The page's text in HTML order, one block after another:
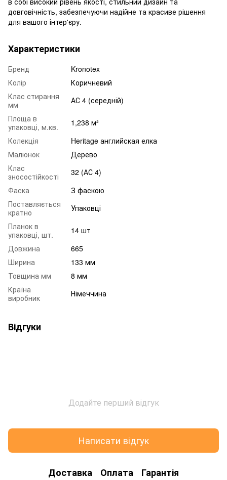
довговічність, забезпечуючи надійне та красиве рішення
для вашого інтер'єру.
Характеристики
Бренд
Kronotex
Колір
Коричневий
Клас стирання
мм
АС 4 (середній)
Площа в
упаковці, м.кв.
1,238 м²
Колекція
Heritage английская елка
Малюнок
Дерево
Клас
зносостійкості
32 (АС 4)
Фаска
З фаскою
Поставляється
кратно
Упаковці
Планок в
упаковці, шт.
14 шт
Довжина
665
Ширина
133 мм
Товщина мм
8 мм
Країна
виробник
Німеччина
Відгуки
Додайте перший відгук
Написати відгук
Доставка Оплата Гарантія